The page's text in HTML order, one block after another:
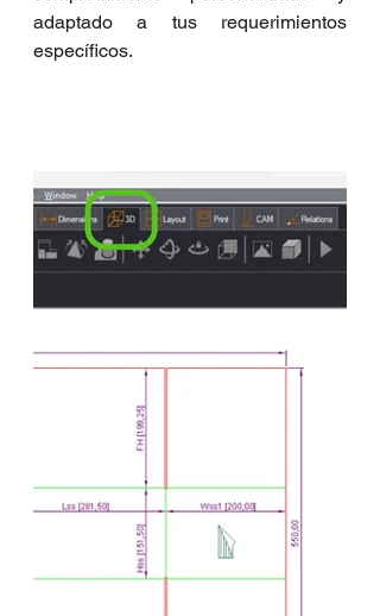
adaptado a tus requerimientos
específicos.